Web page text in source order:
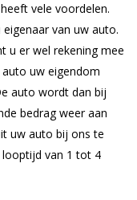
vele voordelen.
van uw auto.
u er wel rekening mee
uw eigendom
auto wordt dan bij
bedrag weer aan
uw auto bij ons te
looptijd van 1 tot 4